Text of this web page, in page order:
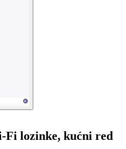
lozinke, kućni red